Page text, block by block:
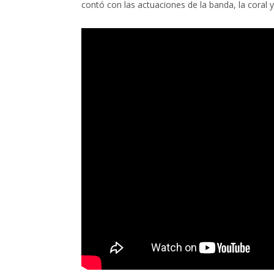
contó con las actuaciones de la banda, la coral